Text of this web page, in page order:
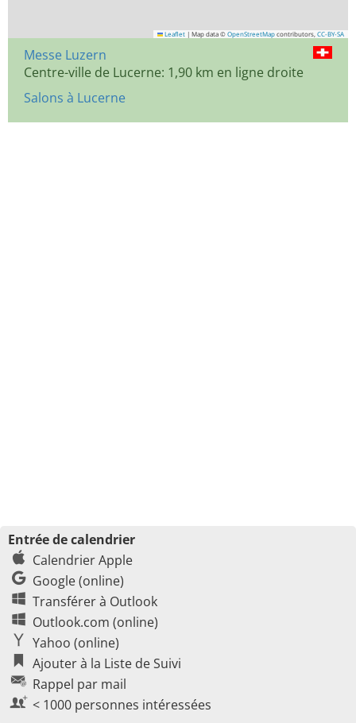
Leaflet | Map data © OpenStreetMap contributors, CC-BY-SA
Messe Luzern
Centre-ville de Lucerne: 1,90 km en ligne droite
Salons à Lucerne
Entrée de calendrier
Calendrier Apple
Google (online)
Transférer à Outlook
Outlook.com (online)
Yahoo (online)
Ajouter à la Liste de Suivi
Rappel par mail
< 1000 personnes intéressées